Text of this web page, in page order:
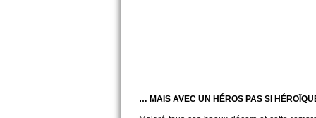
… MAIS AVEC UN HÉROS PAS SI